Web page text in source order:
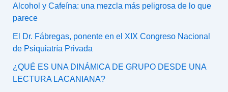
Alcohol y Cafeína: una mezcla más peligrosa de lo que
parece
El Dr. Fábregas, ponente en el XIX Congreso Nacional
de Psiquiatría Privada
¿QUÉ ES UNA DINÁMICA DE GRUPO DESDE UNA
LECTURA LACANIANA?